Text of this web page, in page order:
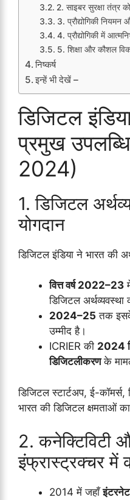
2. साइबर सुरक्षा तंत्र
3. प्रौद्योगिकी नियमन
4. प्रौद्योगिकी में
5. शिक्षा और कौशल
निष्कर्ष
इन्हें भी देखें –
डिजिटल
प्रमुख
2024)
1. डिजिटल
योगदान
डिजिटल इंडिया ने भारत की
वित्त वर्ष 2022–23
डिजिटल अर्थव्यवस्था
2024–25 तक
उम्मीद है।
ICRIER की 2024
डिजिटलीकरणके
डिजिटल स्टार्टअप, ई-
भारत की डिजिटल क्षमताओं
2. कनेक्टिविटी
इंफ्रास्ट्रक्चर में
2014 में जहाँ